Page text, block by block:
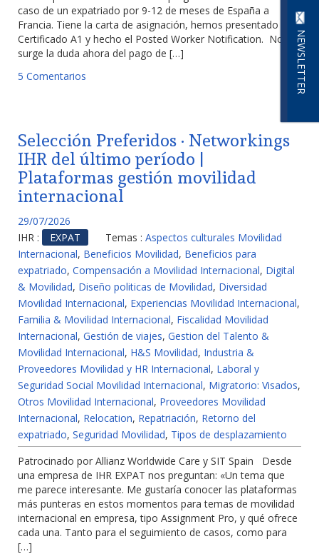
NEWSLETTER
caso de un expatriado por 9-12 de meses de España a
Francia. Tiene la carta de asignación, hemos presentado el
Certificado A1 y hecho el Posted Worker Notification. Nos
surge la duda ahora del pago de […]
5 Comentarios
Selección Preferidos · Networkings
IHR del último período |
Plataformas gestión movilidad
internacional
29/07/2026
IHR :
EXPAT Temas : Aspectos culturales Movilidad
Internacional, Beneficios Movilidad, Beneficios para
expatriado, Compensación a Movilidad Internacional, Digital
& Movilidad, Diseño politicas de Movilidad, Diversidad
Movilidad Internacional, Experiencias Movilidad Internacional,
Familia & Movilidad Internacional, Fiscalidad Movilidad
Internacional, Gestión de viajes, Gestion del Talento &
Movilidad Internacional, H&S Movilidad, Industria &
Proveedores Movilidad y HR Internacional, Laboral y
Seguridad Social Movilidad Internacional, Migratorio: Visados,
Otros Movilidad Internacional, Proveedores Movilidad
Internacional, Relocation, Repatriación, Retorno del
expatriado, Seguridad Movilidad, Tipos de desplazamiento
Patrocinado por Allianz Worldwide Care y SIT Spain Desde
una empresa de IHR EXPAT nos preguntan: «Un tema que
me parece interesante. Me gustaría conocer las plataformas
más punteras en estos momentos para temas de movilidad
internacional en empresa, tipo Assignment Pro, y qué ofrece
cada una. Tanto para el seguimiento de casos, como para
[…]